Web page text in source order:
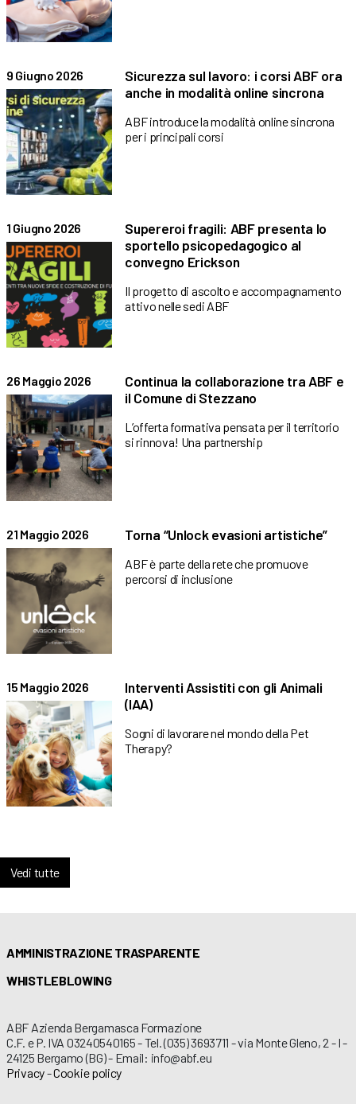
9 Giugno 2026
Sicurezza sul lavoro: i corsi ABF ora
anche in modalità online sincrona
ABF introduce la modalità online sincrona
per i principali corsi
1 Giugno 2026
Supereroi fragili: ABF presenta lo
sportello psicopedagogico al
convegno Erickson
Il progetto di ascolto e accompagnamento
attivo nelle sedi ABF
26 Maggio 2026
Continua la collaborazione tra ABF e
il Comune di Stezzano
L’offerta formativa pensata per il territorio
si rinnova! Una partnership
21 Maggio 2026 Torna “Unlock evasioni artistiche”
ABF è parte della rete che promuove
percorsi di inclusione
15 Maggio 2026
Interventi Assistiti con gli Animali
(IAA)
Sogni di lavorare nel mondo della Pet
Therapy?
Vedi tutte
AMMINISTRAZIONE TRASPARENTE
WHISTLEBLOWING
ABF Azienda Bergamasca Formazione
C.F. e P. IVA 03240540165 - Tel. (035) 3693711 - via Monte Gleno, 2 - I -
24125 Bergamo (BG) - Email: info@abf.eu
Privacy-Cookie policy